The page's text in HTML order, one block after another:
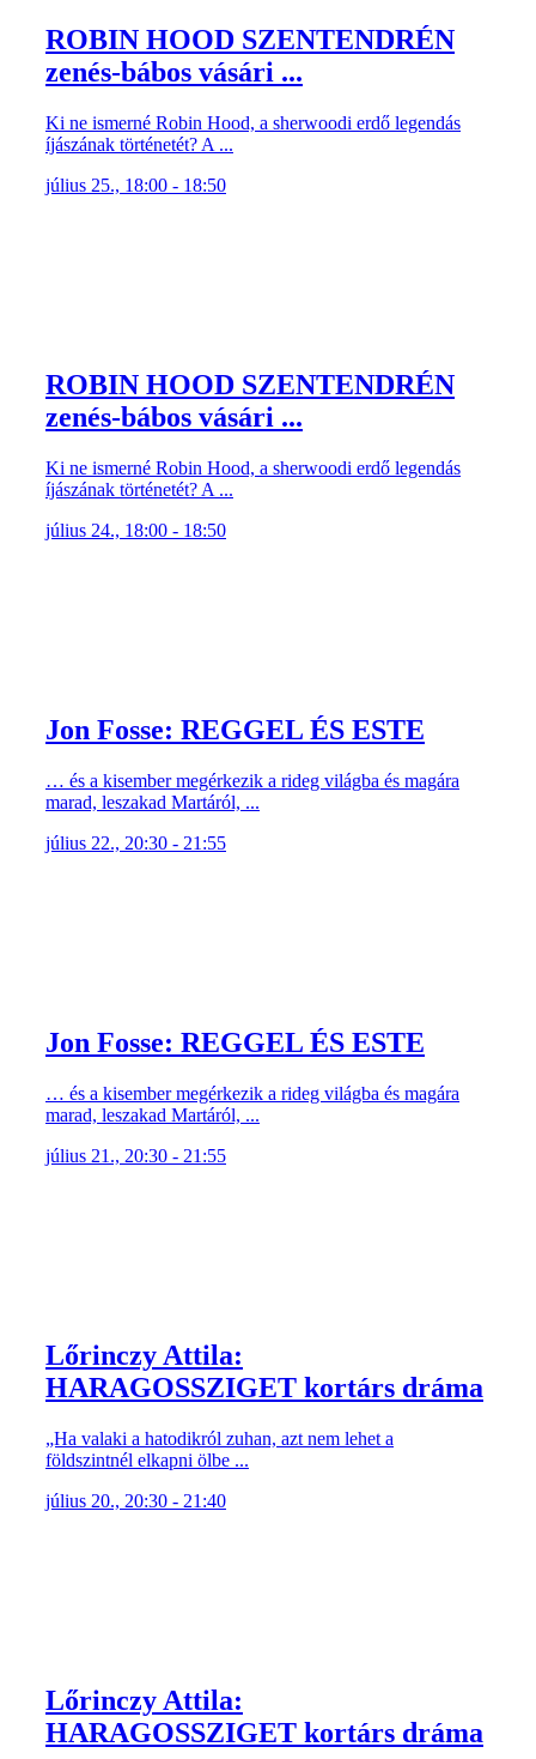
ROBIN HOOD SZENTENDRÉN
zenés-bábos vásári ...
Ki ne ismerné Robin Hood, a sherwoodi erdő legendás
íjászának történetét? A ...
július 25., 18:00 - 18:50
ROBIN HOOD SZENTENDRÉN
zenés-bábos vásári ...
Ki ne ismerné Robin Hood, a sherwoodi erdő legendás
íjászának történetét? A ...
július 24., 18:00 - 18:50
Jon Fosse: REGGEL ÉS ESTE
… és a kisember megérkezik a rideg világba és magára
marad, leszakad Martáról, ...
július 22., 20:30 - 21:55
Jon Fosse: REGGEL ÉS ESTE
… és a kisember megérkezik a rideg világba és magára
marad, leszakad Martáról, ...
július 21., 20:30 - 21:55
Lőrinczy Attila:
HARAGOSSZIGET kortárs dráma
„Ha valaki a hatodikról zuhan, azt nem lehet a
földszintnél elkapni ölbe ...
július 20., 20:30 - 21:40
Lőrinczy Attila:
HARAGOSSZIGET kortárs dráma